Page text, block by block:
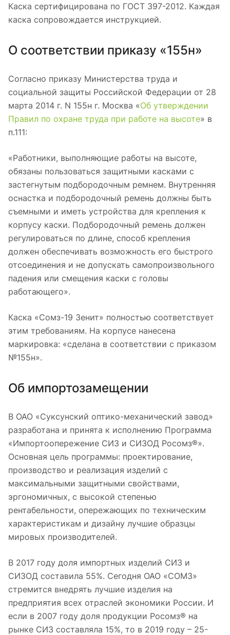
Каска сертифицирована по ГОСТ 397-2012. Каждая
каска сопровождается инструкцией.
О соответствии приказу «155н»
Согласно приказу Министерства труда и
социальной защиты Российской Федерации от 28
марта 2014 г. N 155н г. Москва «Об утверждении
Правил по охране труда при работе на высоте» в
п.111:
«Работники, выполняющие работы на высоте,
обязаны пользоваться защитными касками с
застегнутым подбородочным ремнем. Внутренняя
оснастка и подбородочный ремень должны быть
съемными и иметь устройства для крепления к
корпусу каски. Подбородочный ремень должен
регулироваться по длине, способ крепления
должен обеспечивать возможность его быстрого
отсоединения и не допускать самопроизвольного
падения или смещения каски с головы
работающего».
Каска «Сомз-19 Зенит» полностью соответствует
этим требованиям. На корпусе нанесена
маркировка: «сделана в соответствии с приказом
№155н».
Об импортозамещении
В ОАО «Суксунский оптико-механический завод»
разработана и принята к исполнению Программа
«Импортоопережение СИЗ и СИЗОД Росомз®».
Основная цель программы: проектирование,
производство и реализация изделий с
максимальными защитными свойствами,
эргономичных, с высокой степенью
рентабельности, опережающих по техническим
характеристикам и дизайну лучшие образцы
мировых производителей.
В 2017 году доля импортных изделий СИЗ и
СИЗОД составила 55%. Сегодня ОАО «СОМЗ»
стремится внедрять лучшие изделия на
предприятия всех отраслей экономики России. И
если в 2007 году доля продукции Росомз® на
рынке СИЗ составляла 15%, то в 2019 году – 25-